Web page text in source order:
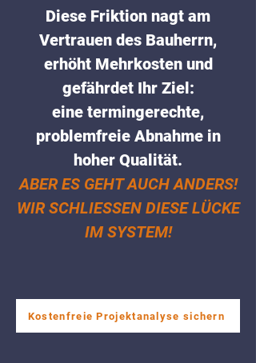
Diese Friktion nagt am
Vertrauen des Bauherrn,
erhöht Mehrkosten und
gefährdet Ihr Ziel:
eine termingerechte,
problemfreie Abnahme in
hoher Qualität.
ABER ES GEHT AUCH ANDERS!
WIR SCHLIESSEN DIESE LÜCKE
IM SYSTEM!
Kostenfreie Projektanalyse sichern